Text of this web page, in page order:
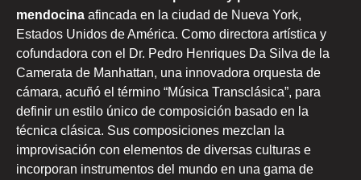
mendocina afincada en la ciudad de Nueva York,
Estados Unidos de América. Como directora artística y
cofundadora con el Dr. Pedro Henriques Da Silva de la
Camerata de Manhattan, una innovadora orquesta de
cámara, acuñó el término “Música Transclásica”, para
definir un estilo único de composición basado en la
técnica clásica. Sus composiciones mezclan la
improvisación con elementos de diversas culturas e
incorporan instrumentos del mundo en una gama de